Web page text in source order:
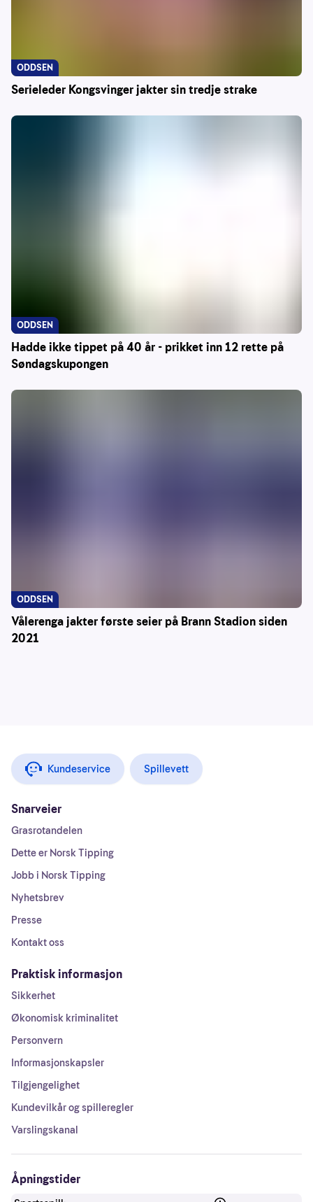
Serieleder Kongsvinger jakter sin tredje strake
ODDSEN
Hadde ikke tippet på 40 år - prikket inn 12 rette på
Søndagskupongen
ODDSEN
Vålerenga jakter første seier på Brann Stadion siden
2021
ODDSEN
Kundeservice Spillevett
Snarveier
Grasrotandelen
Dette er Norsk Tipping
Jobb i Norsk Tipping
Nyhetsbrev
Presse
Kontakt oss
Praktisk informasjon
Sikkerhet
Økonomisk kriminalitet
Personvern
Informasjonskapsler
Tilgjengelighet
Kundevilkår og spilleregler
Varslingskanal
Åpningstider